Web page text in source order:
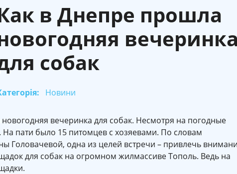
в Днепре прошла
собак
Новини
вечеринка для собак. Несмотря на погодные
На пати было 15 питомцев с хозяевами. По словам
Головачевой, одна из целей встречи – привлечь
для собак на огромном жилмассиве Тополь. Ведь на